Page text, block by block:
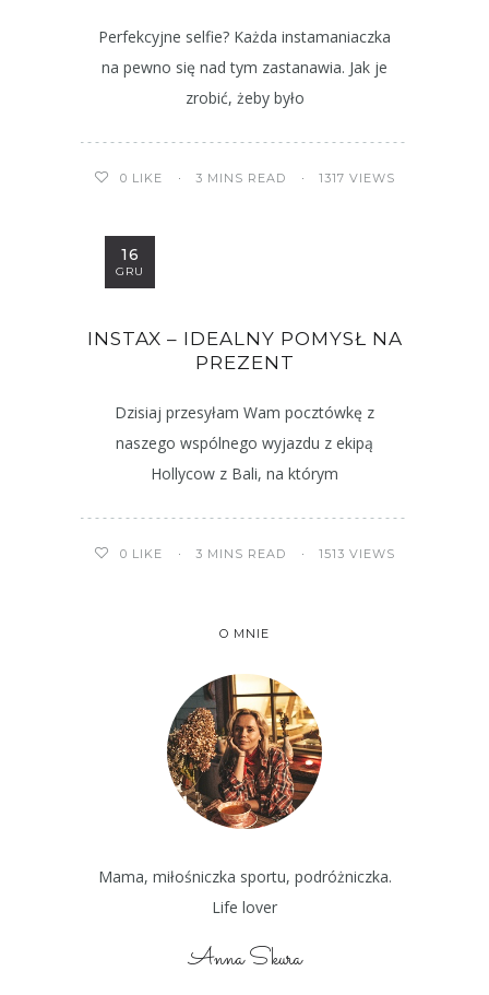
Perfekcyjne selfie? Każda instamaniaczka
na pewno się nad tym zastanawia. Jak je
zrobić, żeby było
0 LIKE 3 MINS READ 1317 VIEWS
16
GRU
INSTAX – IDEALNY POMYSŁ NA
PREZENT
Dzisiaj przesyłam Wam pocztówkę z
naszego wspólnego wyjazdu z ekipą
Hollycow z Bali, na którym
0 LIKE 3 MINS READ 1513 VIEWS
O MNIE
Mama, miłośniczka sportu, podróżniczka.
Life lover
Anna Skura